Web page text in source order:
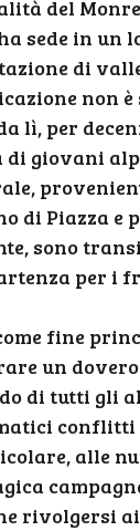
del
sede in un
di
non
lì, per
di giovani
di Piazza e
sono
per i
fine
un
di tutti gli
conflitti
alle
rivolgersi